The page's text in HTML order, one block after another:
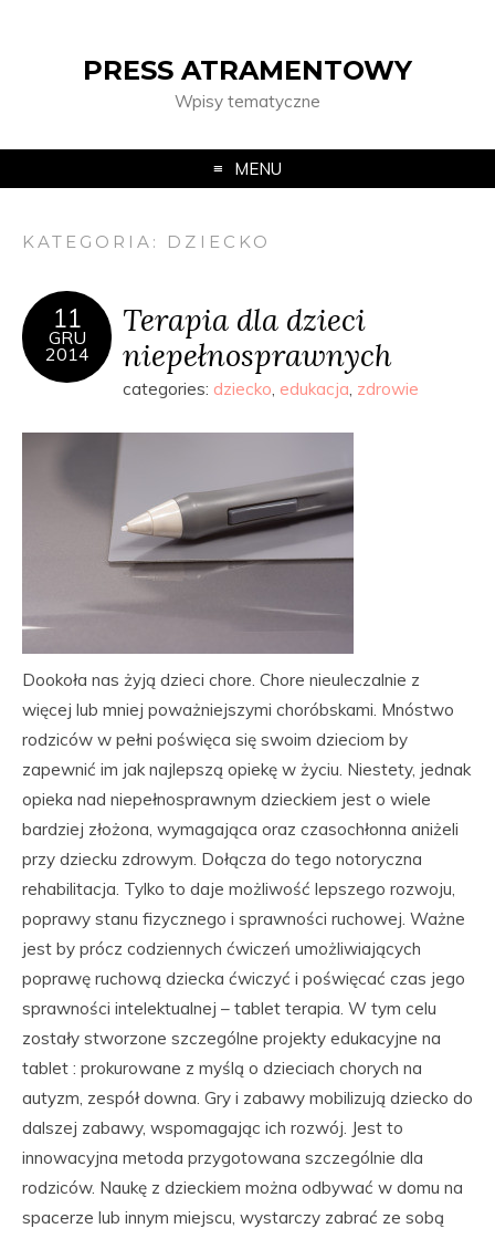
PRESS ATRAMENTOWY
Wpisy tematyczne
MENU
KATEGORIA: DZIECKO
11
GRU
2014
Terapia dla dzieci
niepełnosprawnych
categories: dziecko, edukacja, zdrowie
Dookoła nas żyją dzieci chore. Chore nieuleczalnie z
więcej lub mniej poważniejszymi choróbskami. Mnóstwo
rodziców w pełni poświęca się swoim dzieciom by
zapewnić im jak najlepszą opiekę w życiu. Niestety, jednak
opieka nad niepełnosprawnym dzieckiem jest o wiele
bardziej złożona, wymagająca oraz czasochłonna aniżeli
przy dziecku zdrowym. Dołącza do tego notoryczna
rehabilitacja. Tylko to daje możliwość lepszego rozwoju,
poprawy stanu fizycznego i sprawności ruchowej. Ważne
jest by prócz codziennych ćwiczeń umożliwiających
poprawę ruchową dziecka ćwiczyć i poświęcać czas jego
sprawności intelektualnej – tablet terapia. W tym celu
zostały stworzone szczególne projekty edukacyjne na
tablet : prokurowane z myślą o dzieciach chorych na
autyzm, zespół downa. Gry i zabawy mobilizują dziecko do
dalszej zabawy, wspomagając ich rozwój. Jest to
innowacyjna metoda przygotowana szczególnie dla
rodziców. Naukę z dzieckiem można odbywać w domu na
spacerze lub innym miejscu, wystarczy zabrać ze sobą